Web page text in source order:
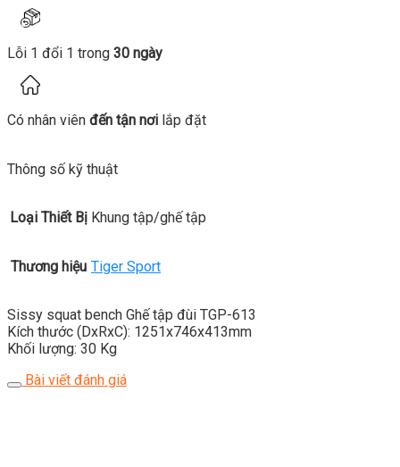
Lỗi 1 đổi 1 trong 30 ngày
Có nhân viên đến tận nơi lắp đặt
Thông số kỹ thuật
Loại Thiết Bị Khung tập/ghế tập
Thương hiệu Tiger Sport
Sissy squat bench Ghế tập đùi TGP-613
Kích thước (DxRxC): 1251x746x413mm
Khối lượng: 30 Kg
Bài viết đánh giá